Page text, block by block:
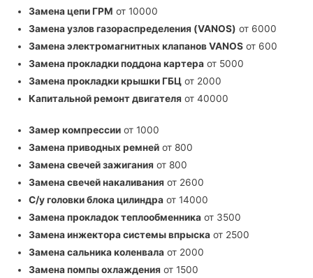
Замена цепи ГРМ от 10000
Замена узлов газораспределения (VANOS) от 6000
Замена электромагнитных клапанов VANOS от 600
Замена прокладки поддона картера от 5000
Замена прокладки крышки ГБЦ от 2000
Капитальной ремонт двигателя от 40000
Замер компрессии от 1000
Замена приводных ремней от 800
Замена свечей зажигания от 800
Замена свечей накаливания от 2600
С/у головки блока цилиндра от 14000
Замена прокладок теплообменника от 3500
Замена инжектора системы впрыска от 2500
Замена сальника коленвала от 2000
Замена помпы охлаждения от 1500